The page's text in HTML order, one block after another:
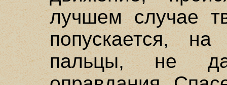
лучшем случае
попускается,
пальцы, не